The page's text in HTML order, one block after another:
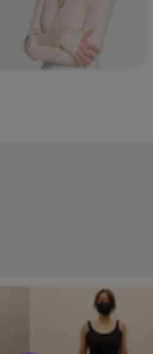
체지방량
-9.6